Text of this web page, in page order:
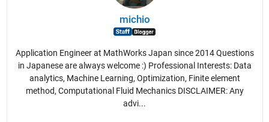
michio
Application Engineer at MathWorks Japan since 2014 Questions
in Japanese are always welcome :) Professional Interests: Data
analytics, Machine Learning, Optimization, Finite element
method, Computational Fluid Mechanics DISCLAIMER: Any
advi...